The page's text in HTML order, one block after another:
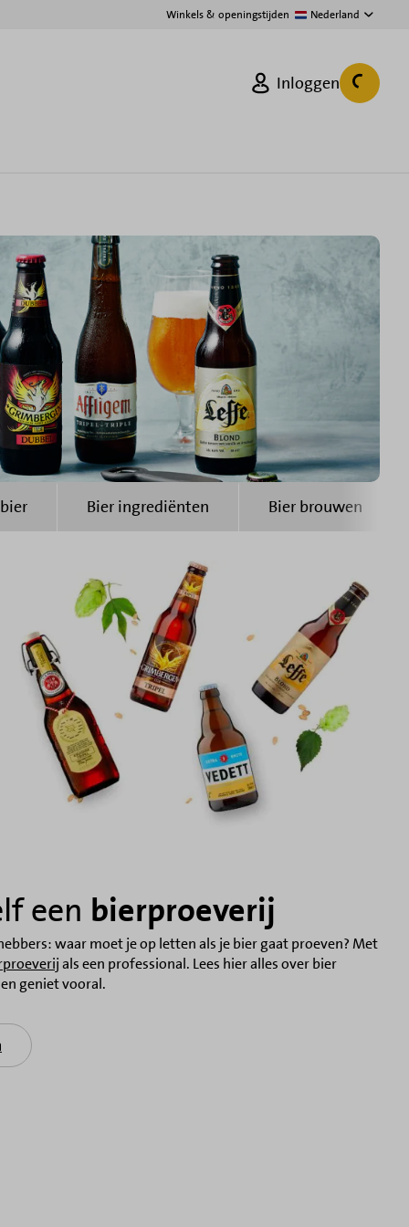
Winkels & openingstijden Nederland
Inloggen Mandje
Bier ingrediënten Bier brouwen
een bierproeverij
waar moet je op letten als je bier gaat proeven? Met
als een professional. Lees hier alles over bier
geniet vooral.